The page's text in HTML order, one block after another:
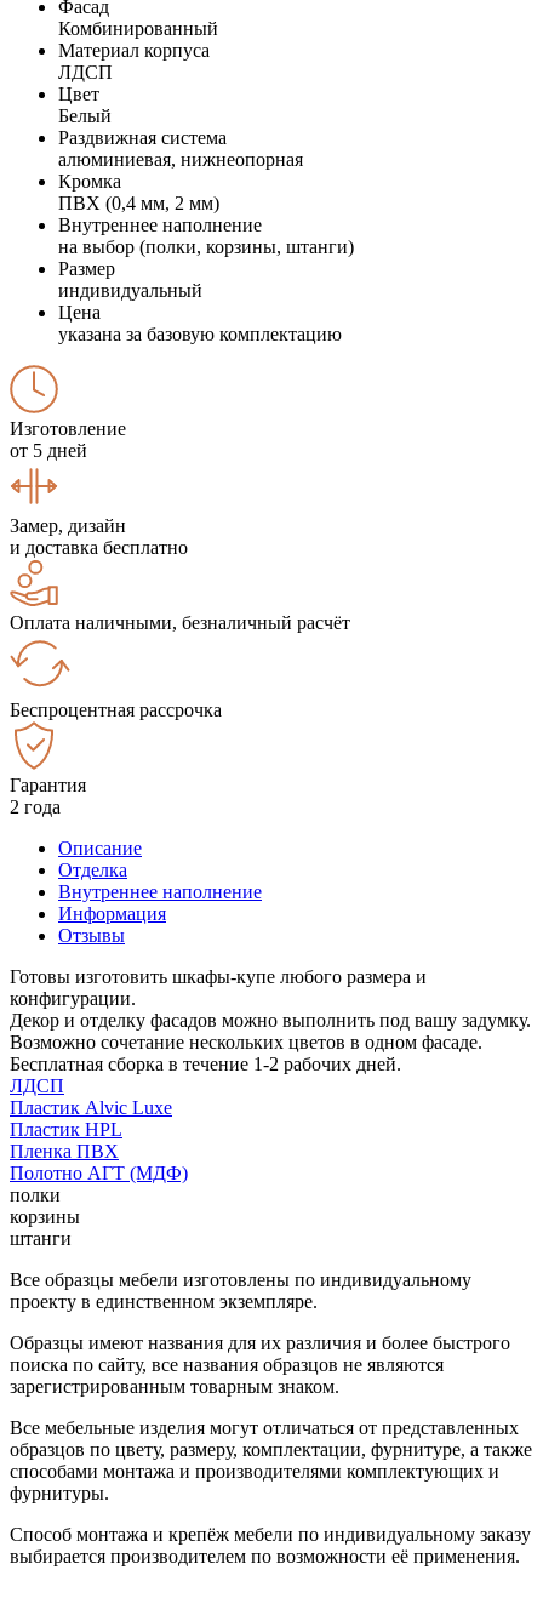
Фасад
Комбинированный
Материал корпуса
ЛДСП
Цвет
Белый
Раздвижная система
алюминиевая, нижнеопорная
Кромка
ПВХ (0,4 мм, 2 мм)
Внутреннее наполнение
на выбор (полки, корзины, штанги)
Размер
индивидуальный
Цена
указана за базовую комплектацию
Изготовление
от 5 дней
Замер, дизайн
и доставка бесплатно
Оплата наличными, безналичный расчёт
Беспроцентная рассрочка
Гарантия
2 года
Описание
Отделка
Внутреннее наполнение
Информация
Отзывы
Готовы изготовить шкафы-купе любого размера и
конфигурации.
Декор и отделку фасадов можно выполнить под вашу задумку.
Возможно сочетание нескольких цветов в одном фасаде.
Бесплатная сборка в течение 1-2 рабочих дней.
ЛДСП
Пластик Alvic Luxe
Пластик HPL
Пленка ПВХ
Полотно АГТ (МДФ)
полки
корзины
штанги
Все образцы мебели изготовлены по индивидуальному
проекту в единственном экземпляре.
Образцы имеют названия для их различия и более быстрого
поиска по сайту, все названия образцов не являются
зарегистрированным товарным знаком.
Все мебельные изделия могут отличаться от представленных
образцов по цвету, размеру, комплектации, фурнитуре, а также
способами монтажа и производителями комплектующих и
фурнитуры.
Способ монтажа и крепёж мебели по индивидуальному заказу
выбирается производителем по возможности её применения.